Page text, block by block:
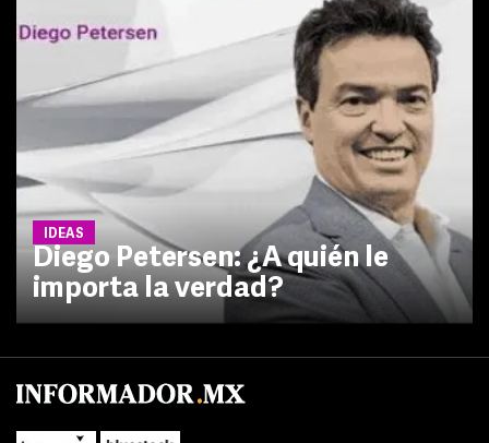
IDEAS
Diego Petersen: ¿A quién le
importa la verdad?